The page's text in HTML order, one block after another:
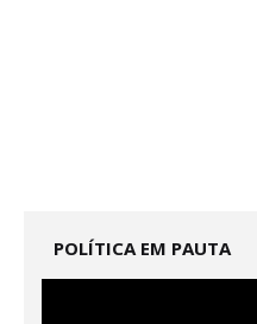
POLÍTICA EM PAUTA